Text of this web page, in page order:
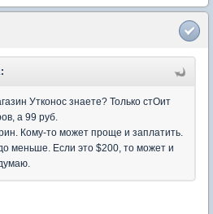
Утконос знаете? Только стОит
а 99 руб.
Кому-то может проще и заплатить.
меньше. Если это $200, то может и